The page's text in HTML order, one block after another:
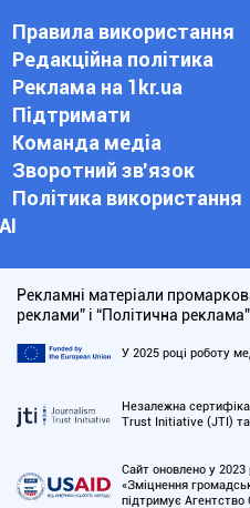
Правила використання
Редакційна політика
Реклама на 1kr.ua
Підтримати
Команда медіа
Зворотний зв'язок
Політика використання
АІ
Рекламні матеріали
реклами” і “Політична
У 2025 році роботу
Незалежна
Trust Initiative (JTI) та
Сайт оновлено у 2023
«Зміцнення
підтримує